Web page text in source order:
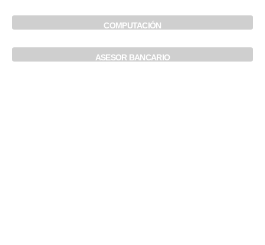
COMPUTACIÓN
ASESOR BANCARIO